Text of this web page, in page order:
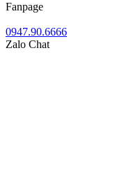
Fanpage
0947.90.6666
Zalo Chat